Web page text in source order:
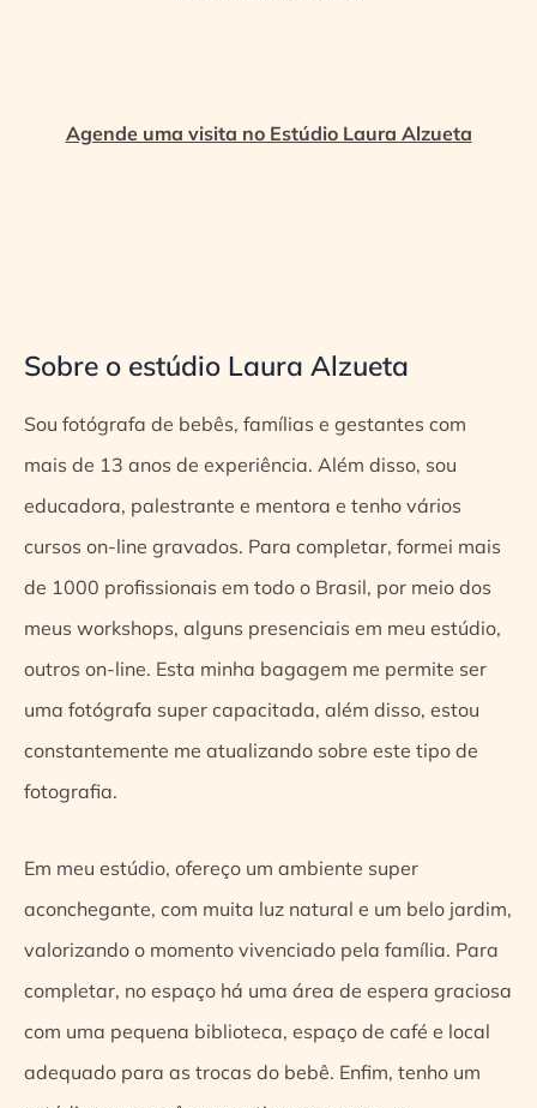
Agende uma visita no Estúdio Laura Alzueta
Sobre o estúdio Laura Alzueta
Sou fotógrafa de bebês, famílias e gestantes com
mais de 13 anos de experiência. Além disso, sou
educadora, palestrante e mentora e tenho vários
cursos on-line gravados. Para completar, formei mais
de 1000 profissionais em todo o Brasil, por meio dos
meus workshops, alguns presenciais em meu estúdio,
outros on-line. Esta minha bagagem me permite ser
uma fotógrafa super capacitada, além disso, estou
constantemente me atualizando sobre este tipo de
fotografia.
Em meu estúdio, ofereço um ambiente super
aconchegante, com muita luz natural e um belo jardim,
valorizando o momento vivenciado pela família. Para
completar, no espaço há uma área de espera graciosa
com uma pequena biblioteca, espaço de café e local
adequado para as trocas do bebê. Enfim, tenho um